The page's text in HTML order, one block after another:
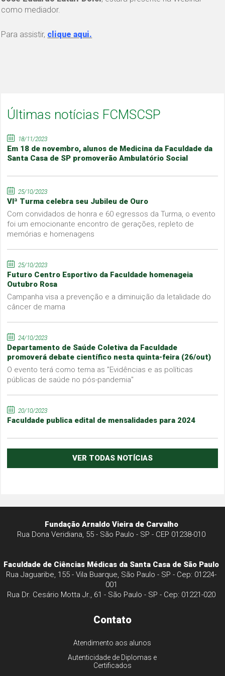
como mediador.
Para assistir, clique aqui.
Últimas notícias FCMSCSP
18/11/2023
Em 18 de novembro, alunos de Medicina da Faculdade da
Santa Casa de SP promoverão Ambulatório Social
25/10/2023
VIª Turma celebra seu Jubileu de Ouro
Com convidados de honra e 60 egressos da Turma, o evento
foi um emocionante encontro de gerações, repleto de
memórias e homenagens
25/10/2023
Futuro Centro Esportivo da Faculdade homenageia
Outubro Rosa
Campanha visa a prevenção e a diminuição da letalidade do
câncer de mama
24/10/2023
Departamento de Saúde Coletiva da Faculdade
promoverá debate científico nesta quinta-feira (26/out)
O evento terá como tema as "Evidências e as políticas
públicas de saúde no pós-pandemia"
20/10/2023
Faculdade publica edital de mensalidades para 2024
VER TODAS NOTÍCIAS
Fundação Arnaldo Vieira de Carvalho
Rua Dona Veridiana, 55 - São Paulo - SP - CEP 01238-010
Faculdade de Ciências Médicas da Santa Casa de São Paulo
Rua Jaguaribe, 155 - Vila Buarque, São Paulo - SP - Cep: 01224-
001
Rua Dr. Cesário Motta Jr., 61 - São Paulo - SP - Cep: 01221-020
Contato
Atendimento aos alunos
Autenticidade de Diplomas e
Certificados